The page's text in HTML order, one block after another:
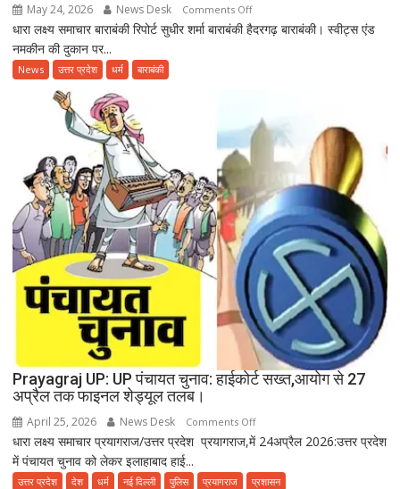
May 24, 2026 News Desk Comments Offon
Haidargadh
वाला
गंदा
रहा
बीमारियों
को
दावत
धारा लक्ष्य समाचार बाराबंकी रिपोर्ट सुधीर शर्मा बाराबंकी हैदरगढ़ बाराबंकी। स्वीट्स एंड
नमकीन की दुकान पर...
News उत्तर प्रदेश धर्म बाराबंकी
Prayagraj UP: UP पंचायत चुनाव: हाईकोर्ट सख्त,आयोग से 27
अप्रैल तक फाइनल शेड्यूल तलब।
April 25, 2026 News Desk Comments Offon
Prayagraj
UP
धारा लक्ष्य समाचार प्रयागराज/उत्तर प्रदेश प्रयागराज,में 24अप्रैल 2026:उत्तर प्रदेश
में पंचायत चुनाव को लेकर इलाहाबाद हाई...
उत्तर प्रदेश देश धर्म नई दिल्ली पुलिस प्रयागराज प्रशासन